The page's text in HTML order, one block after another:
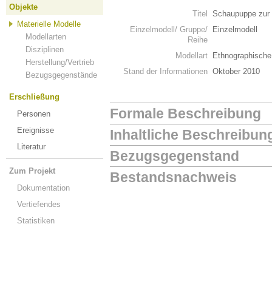
Objekte
Materielle Modelle
Modellarten
Disziplinen
Herstellung/Vertrieb
Bezugsgegenstände
Erschließung
Personen
Ereignisse
Literatur
Zum Projekt
Dokumentation
Vertiefendes
Statistiken
Titel
Schaupuppe
Einzelmodell/ Gruppe/
Reihe
Einzelmodell
Modellart
Stand der Informationen Oktober 2010
Formale Beschreibung
Inhaltliche
Bezugsgegenstand
Bestandsnachweis